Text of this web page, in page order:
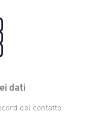
dati
del contatto